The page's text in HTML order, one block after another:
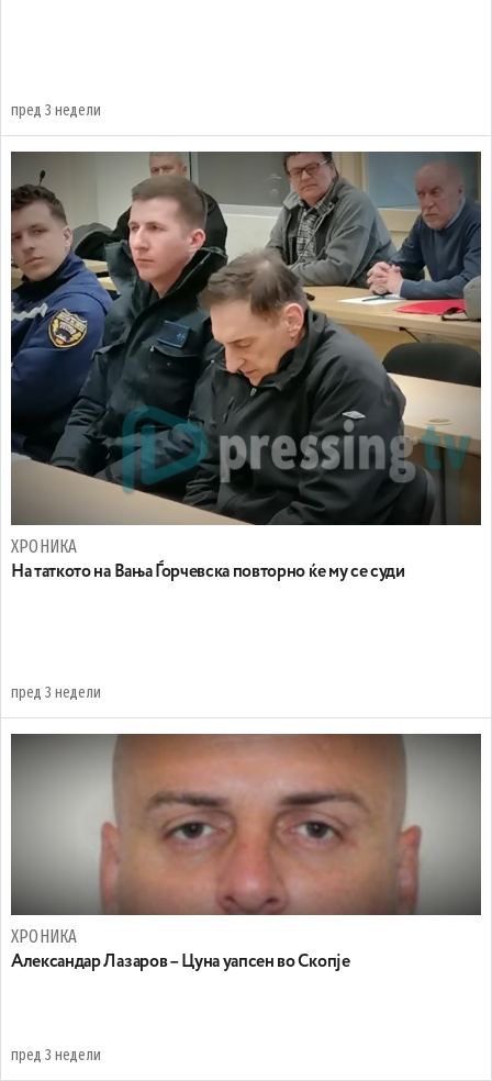
пред 3 недели
ХРОНИКА
На таткото на Вања Ѓорчевска повторно ќе му се суди
пред 3 недели
ХРОНИКА
Александар Лазаров – Цуна уапсен во Скопје
пред 3 недели